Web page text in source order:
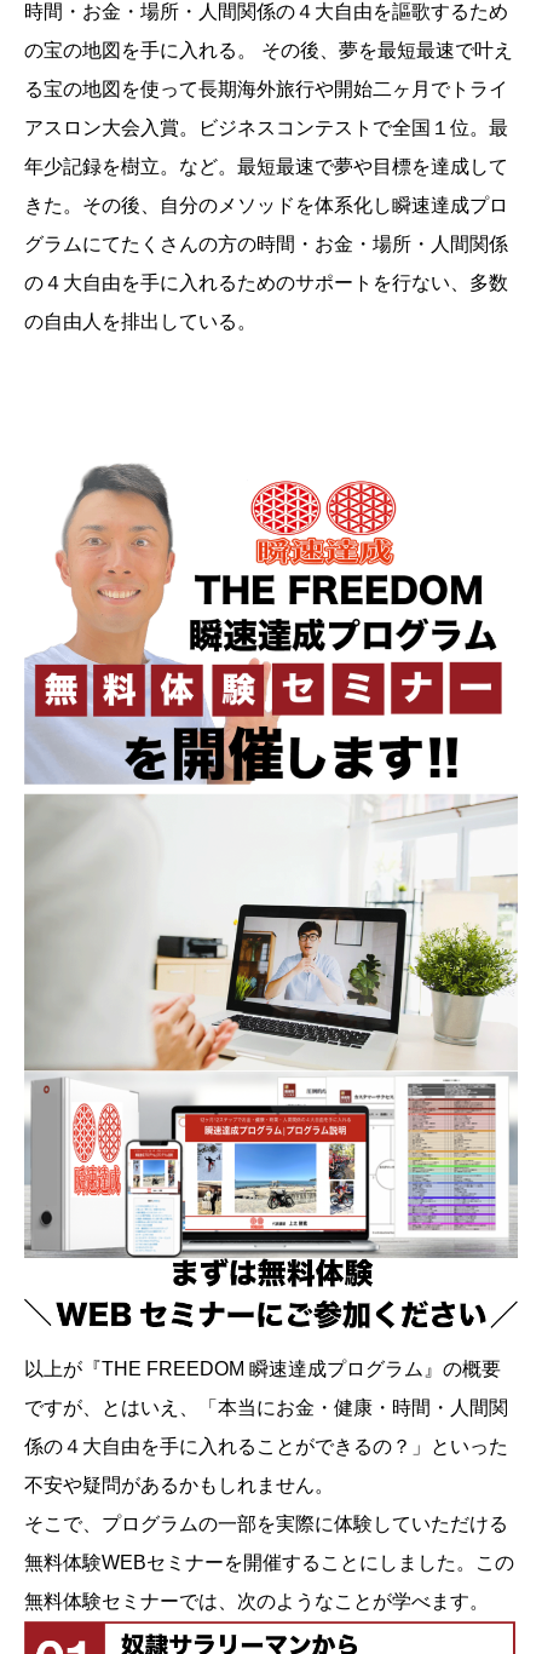
時間・お金・場所・人間関係の４大自由を謳歌するため
の宝の地図を手に入れる。 その後、夢を最短最速で叶え
る宝の地図を使って長期海外旅行や開始二ヶ月でトライ
アスロン大会入賞。ビジネスコンテストで全国１位。最
年少記録を樹立。など。最短最速で夢や目標を達成して
きた。その後、自分のメソッドを体系化し瞬速達成プロ
グラムにてたくさんの方の時間・お金・場所・人間関係
の４大自由を手に入れるためのサポートを行ない、多数
の自由人を排出している。
以上が『THE FREEDOM 瞬速達成プログラム』の概要
ですが、とはいえ、「本当にお金・健康・時間・人間関
係の４大自由を手に入れることができるの？」といった
不安や疑問があるかもしれません。
そこで、プログラムの一部を実際に体験していただける
無料体験WEBセミナーを開催することにしました。この
無料体験セミナーでは、次のようなことが学べます。